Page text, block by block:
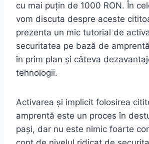
cu mai puțin de 1000 RON. În
vom discuta despre aceste
prezenta un mic tutorial de
securitatea pe bază de
în prim plan și câteva
tehnologii.
Activarea și implicit folosirea
amprentă este un proces în
pași, dar nu este nimic foarte